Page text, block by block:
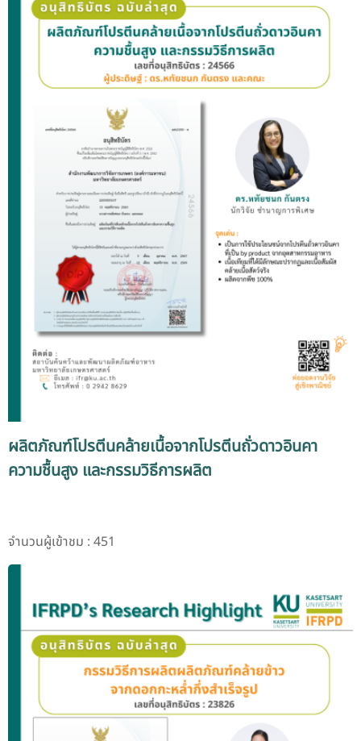
ผลิตภัณฑ์โปรตีนคล้ายเนื้อจากโปรตีนถั่วดาวอินคา
ความชื้นสูง และกรรมวิธีการผลิต
จำนวนผู้เข้าชม : 451